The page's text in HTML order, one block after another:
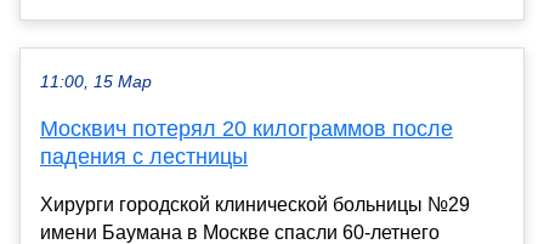
11:00, 15 Мар
Москвич потерял 20 килограммов после
падения с лестницы
Хирурги городской клинической больницы №29
имени Баумана в Москве спасли 60-летнего